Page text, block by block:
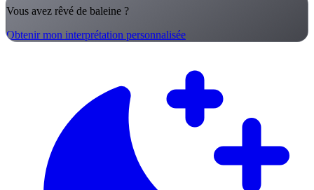
Vous avez rêvé de baleine ?
Obtenir mon interprétation personnalisée